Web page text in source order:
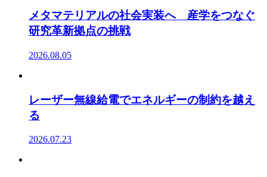
メタマテリアルの社会実装へ 産学をつなぐ
研究革新拠点の挑戦
2026.08.05
レーザー無線給電でエネルギーの制約を越え
る
2026.07.23